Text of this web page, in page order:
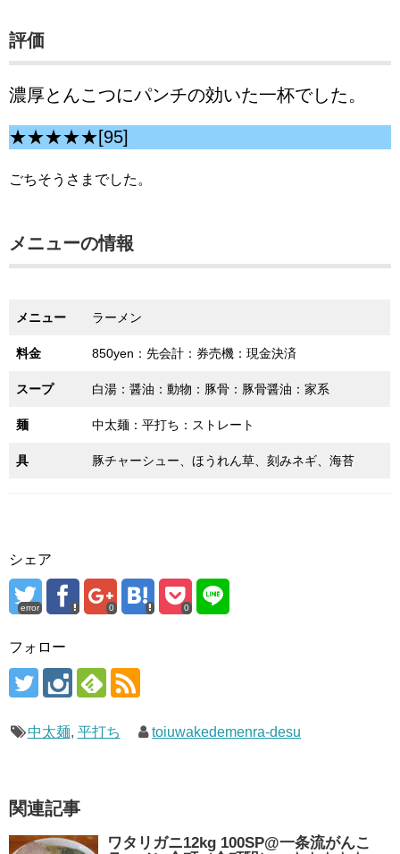
評価
濃厚とんこつにパンチの効いた一杯でした。
★★★★★[95]
ごちそうさまでした。
メニューの情報
メニュー ラーメン
料金 850yen：先会計：券売機：現金決済
スープ 白湯：醤油：動物：豚骨：豚骨醤油：家系
麺 中太麺：平打ち：ストレート
具 豚チャーシュー、ほうれん草、刻みネギ、海苔
シェア
error 0 0
フォロー
中太麺, 平打ち toiuwakedemenra-desu
関連記事
ワタリガニ12kg 100SP@一条流がんこ